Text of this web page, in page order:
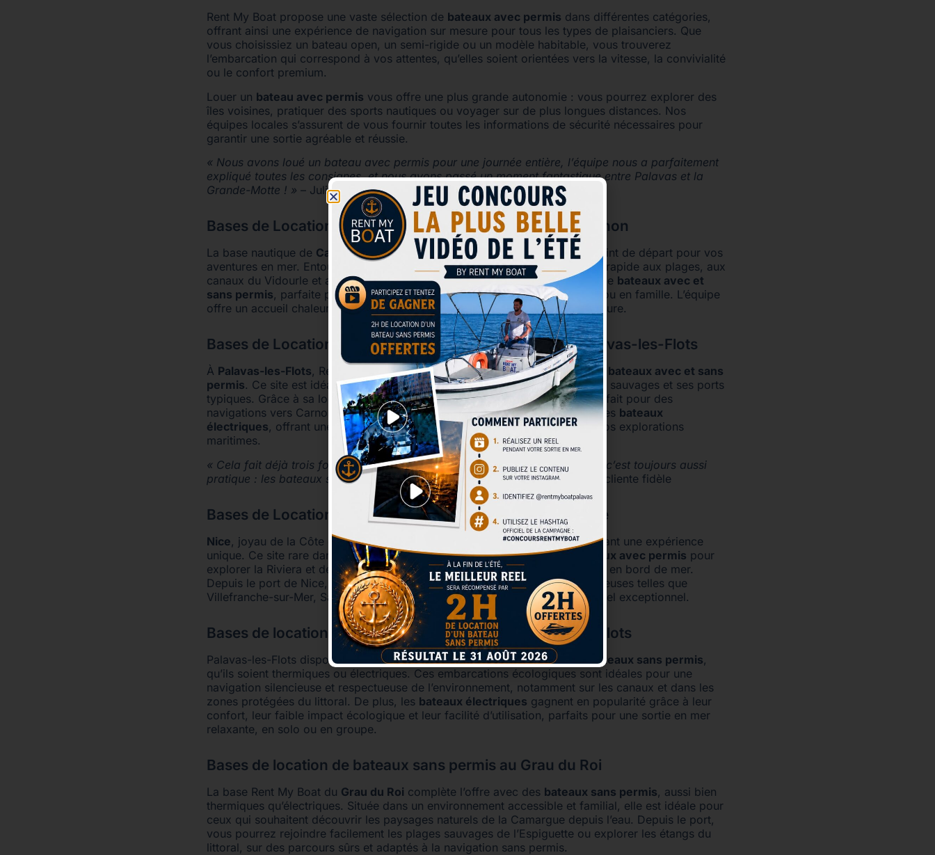
Rent My Boat propose une vaste sélection de bateaux avec permis dans différentes catégories,
offrant ainsi une expérience de navigation sur mesure pour tous les types de plaisanciers. Que
vous choisissiez un bateau open, un semi-rigide ou un modèle habitable, vous trouverez
l’embarcation qui correspond à vos attentes, qu’elles soient orientées vers la vitesse, la convivialité
ou le confort premium.
Louer un bateau avec permis vous offre une plus grande autonomie : vous pourrez explorer des
îles voisines, pratiquer des sports nautiques ou voyager sur de plus longues distances. Nos
équipes locales s’assurent de vous fournir toutes les informations de sécurité nécessaires pour
garantir une sortie agréable et réussie.
« Nous avons loué un bateau avec permis pour une journée entière, l’équipe nous a parfaitement
expliqué toutes les consignes, et nous avons passé un moment fantastique entre Palavas et la
Grande-Motte ! » – Julien, client Rent My Boat à Palavas-les-Flots
Bases de Location de Bateaux avec ou Sans Permis à Carnon
La base nautique de Carnon, à proximité de Montpellier, est un excellent point de départ pour vos
aventures en mer. Entourée de mer et d’étangs, cette base permet un accès rapide aux plages, aux
canaux du Vidourle et au Grau-du-Roi. Ici, vous trouverez une flotte variée de bateaux avec et
sans permis, parfaite pour tous les types de sorties, en couple, entre amis ou en famille. L’équipe
offre un accueil chaleureux et des conseils personnalisés pour chaque aventure.
Bases de Location de Bateaux avec ou Sans Permis à Palavas-les-Flots
À Palavas-les-Flots, Rent My Boat propose également une large gamme de bateaux avec et sans
permis. Ce site est idéal pour découvrir la côte héraultaise, avec ses plages sauvages et ses ports
typiques. Grâce à sa localisation centrale, Palavas est le point de départ parfait pour des
navigations vers Carnon, Frontignan ou Sète. Vous y trouverez également des bateaux
électriques, offrant une alternative respectueuse de l’environnement pour vos explorations
maritimes.
« Cela fait déjà trois fois que nous louons chez Rent My Boat à Palavas, et c’est toujours aussi
pratique : les bateaux sont impeccables et l’équipe est au top ! »– Sophie, cliente fidèle
Bases de Location de Bateaux avec ou Sans Permis à Nice
Nice, joyau de la Côte d’Azur, abrite également une base Rent My Boat, offrant une expérience
unique. Ce site rare dans la région propose à la fois des locations de
bateaux avec permis pour
explorer la Riviera et des bateaux sans permispour des balades tranquilles en bord de mer.
Depuis le port de Nice, vous pouvez naviguer vers des destinations prestigieuses telles que
Villefranche-sur-Mer, Saint-Jean-Cap-Ferrat et Monaco, dans un cadre naturel exceptionnel.
Bases de location de bateaux sans permis à Palavas-les-Flots
Palavas-les-Flots dispose aussi d’une seconde base spécialisée dans les bateaux sans permis,
qu’ils soient thermiques ou électriques. Ces embarcations écologiques sont idéales pour une
navigation silencieuse et respectueuse de l’environnement, notamment sur les canaux et dans les
zones protégées du littoral. De plus, les bateaux électriques gagnent en popularité grâce à leur
confort, leur faible impact écologique et leur facilité d’utilisation, parfaits pour une sortie en mer
relaxante, en solo ou en groupe.
Bases de location de bateaux sans permis au Grau du Roi
La base Rent My Boat du Grau du Roi complète l’offre avec des bateaux sans permis, aussi bien
thermiques qu’électriques. Située dans un environnement accessible et familial, elle est idéale pour
ceux qui souhaitent découvrir les paysages naturels de la Camargue depuis l’eau. Depuis le port,
vous pourrez rejoindre facilement les plages sauvages de l’Espiguette ou explorer les étangs du
littoral, sur des parcours sûrs et adaptés à la navigation sans permis.